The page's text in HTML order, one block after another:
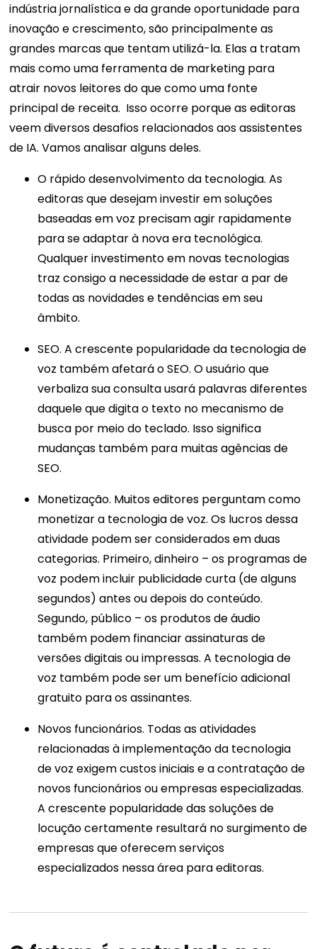
indústria jornalística e da grande oportunidade para
inovação e crescimento, são principalmente as
grandes marcas que tentam utilizá-la. Elas a tratam
mais como uma ferramenta de marketing para
atrair novos leitores do que como uma fonte
principal de receita. Isso ocorre porque as editoras
veem diversos desafios relacionados aos assistentes
de IA. Vamos analisar alguns deles.
O rápido desenvolvimento da tecnologia. As
editoras que desejam investir em soluções
baseadas em voz precisam agir rapidamente
para se adaptar à nova era tecnológica.
Qualquer investimento em novas tecnologias
traz consigo a necessidade de estar a par de
todas as novidades e tendências em seu
âmbito.
SEO. A crescente popularidade da tecnologia de
voz também afetará o SEO. O usuário que
verbaliza sua consulta usará palavras diferentes
daquele que digita o texto no mecanismo de
busca por meio do teclado. Isso significa
mudanças também para muitas agências de
SEO.
Monetização. Muitos editores perguntam como
monetizar a tecnologia de voz. Os lucros dessa
atividade podem ser considerados em duas
categorias. Primeiro, dinheiro – os programas de
voz podem incluir publicidade curta (de alguns
segundos) antes ou depois do conteúdo.
Segundo, público – os produtos de áudio
também podem financiar assinaturas de
versões digitais ou impressas. A tecnologia de
voz também pode ser um benefício adicional
gratuito para os assinantes.
Novos funcionários. Todas as atividades
relacionadas à implementação da tecnologia
de voz exigem custos iniciais e a contratação de
novos funcionários ou empresas especializadas.
A crescente popularidade das soluções de
locução certamente resultará no surgimento de
empresas que oferecem serviços
especializados nessa área para editoras.